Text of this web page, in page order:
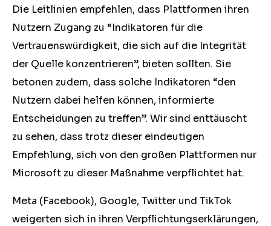
Die Leitlinien empfehlen, dass Plattformen ihren
Nutzern Zugang zu “Indikatoren für die
Vertrauenswürdigkeit, die sich auf die Integrität
der Quelle konzentrieren”, bieten sollten. Sie
betonen zudem, dass solche Indikatoren “den
Nutzern dabei helfen können, informierte
Entscheidungen zu treffen”. Wir sind enttäuscht
zu sehen, dass trotz dieser eindeutigen
Empfehlung, sich von den großen Plattformen nur
Microsoft zu dieser Maßnahme verpflichtet hat.
Meta (Facebook), Google, Twitter und TikTok
weigerten sich in ihren Verpflichtungserklärungen,